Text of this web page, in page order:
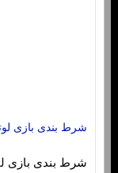
شرط بندی بازی لوتون